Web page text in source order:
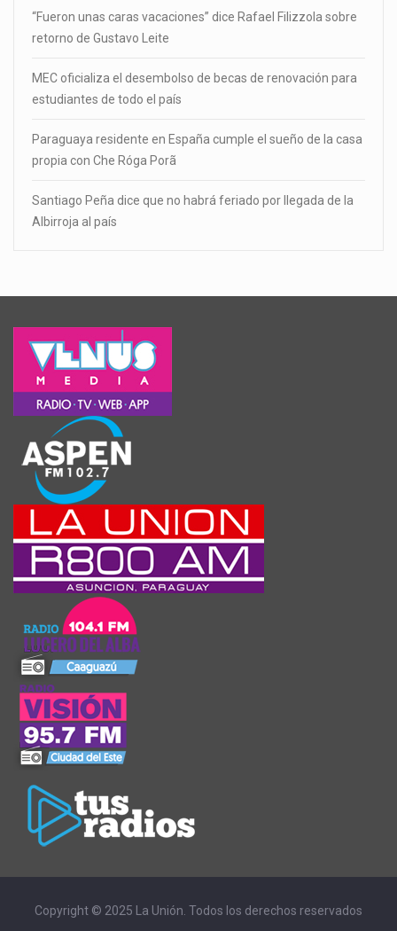
“Fueron unas caras vacaciones” dice Rafael Filizzola sobre
retorno de Gustavo Leite
MEC oficializa el desembolso de becas de renovación para
estudiantes de todo el país
Paraguaya residente en España cumple el sueño de la casa
propia con Che Róga Porã
Santiago Peña dice que no habrá feriado por llegada de la
Albirroja al país
Copyright © 2025 La Unión. Todos los derechos reservados